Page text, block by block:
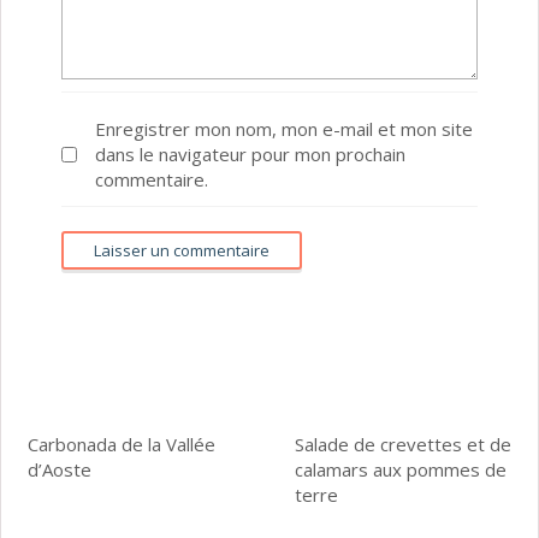
Enregistrer mon nom, mon e-mail et mon site
dans le navigateur pour mon prochain
commentaire.
Carbonada de la Vallée
d’Aoste
Salade de crevettes et de
calamars aux pommes de
terre